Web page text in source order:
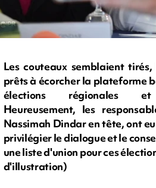
Les couteaux semblaient
prêts à écorcher la plateforme
élections régionales et
Heureusement, les
Nassimah Dindar en tête, ont
privilégier le dialogue et le
une liste d'union pour ces
d'illustration)